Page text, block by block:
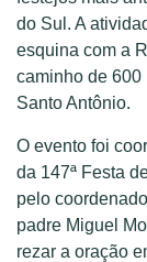
do Sul. A
esquina com a
caminho de 600
Santo Antônio.
O evento foi
da 147ª Festa
pelo
padre Miguel
rezar a oração